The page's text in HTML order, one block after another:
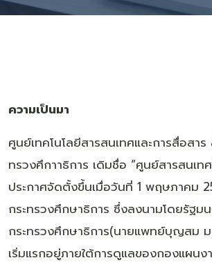
ความเป็นมา
ศูนย์เทคโนโลยีสารสนเทศและการสื่อสา
ทรวงศึกาาธิการ เดิมชื่อ “ศูนย์สารสนเท
ประกาศจัดตั้งขึ้นเมื่อวันที่ 1 พฤษภาคม
กระทรวงศึกษาธิการ ซึ่งลงนามโดยรัฐม
กระทรวงศึกษาธิการ(นายแพทย์บุญสม ม
เริ่มแรกอยู่ภายใต้การดูแลของกองแผน